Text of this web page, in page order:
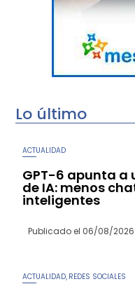
Lo último
ACTUALIDAD
GPT-6 apunta a
de IA: menos
inteligentes
Publicado el 06/08/2026
ACTUALIDAD REDES SOCIALES